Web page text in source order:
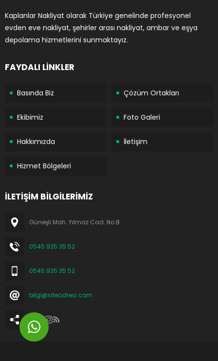
Kaplanlar Nakliyat olarak Türkiye genelinde profesyonel
evden eve nakliyat, şehirler arası nakliyat, ambar ve eşya
depolama hizmetlerini sunmaktayız.
FAYDALI LİNKLER
Basında Biz Çözüm Ortakları
Ekibimiz Foto Galeri
Hakkımızda İletişim
Hizmet Bölgeleri
İLETİŞİM BİLGİLERİMİZ
Güneşli Mah. Yılmaz Cad. No:8
0545 935 35 52
0545 935 35 52
bilgi@siteadresi.com